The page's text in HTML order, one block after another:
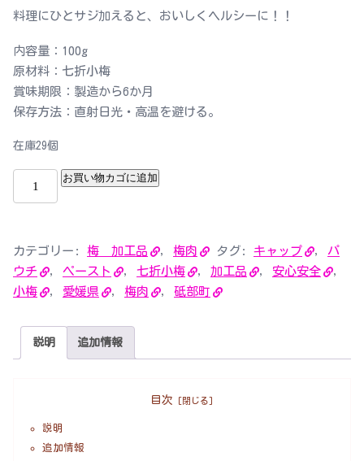
料理にひとサジ加えると、おいしくヘルシーに！！
内容量：100g
原材料：七折小梅
賞味期限：製造から6か月
保存方法：直射日光・高温を避ける。
在庫29個
お買い物カゴに追加
カテゴリー: 梅 加工品 , 梅肉 タグ: キャップ , パ
ウチ
, ペースト , 七折小梅 , 加工品 , 安心安全
,
小梅
, 愛媛県 , 梅肉 , 砥部町
説明 追加情報
目次
説明
追加情報